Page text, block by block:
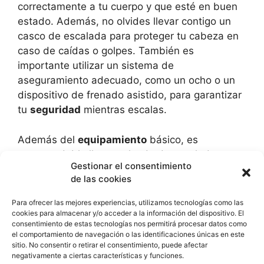
Gestionar el consentimiento
de las cookies
Para ofrecer las mejores experiencias, utilizamos tecnologías como las
cookies para almacenar y/o acceder a la información del dispositivo. El
consentimiento de estas tecnologías nos permitirá procesar datos como
el comportamiento de navegación o las identificaciones únicas en este
sitio. No consentir o retirar el consentimiento, puede afectar
negativamente a ciertas características y funciones.
correctamente a tu cuerpo y que esté en buen
estado. Además, no olvides llevar contigo un
casco de escalada para proteger tu cabeza en
caso de caídas o golpes. También es
importante utilizar un sistema de
aseguramiento adecuado, como un ocho o un
dispositivo de frenado asistido, para garantizar
tu seguridad mientras escalas.
Además del equipamiento básico, es
recomendable llevar calzado de escalada
apropiado. Los zapatos de escalada ofrecen
una mayor adherencia a las rocas y te
proporcionan mayor estabilidad en los
movimientos. También asegúrate de llevar ropa
cómoda y transpirable que te permita moverte
libremente y no te limite en tus movimientos.
Recuerda que la escalada puede ser un